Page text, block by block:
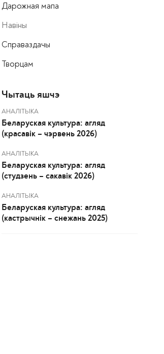
Дарожная мапа
Навіны
Справаздачы
Творцам
Чытаць яшчэ
АНАЛІТЫКА
Беларуская культура: агляд
(красавік – чэрвень 2026)
АНАЛІТЫКА
Беларуская культура: агляд
(студзень – сакавік 2026)
АНАЛІТЫКА
Беларуская культура: агляд
(кастрычнік – снежань 2025)